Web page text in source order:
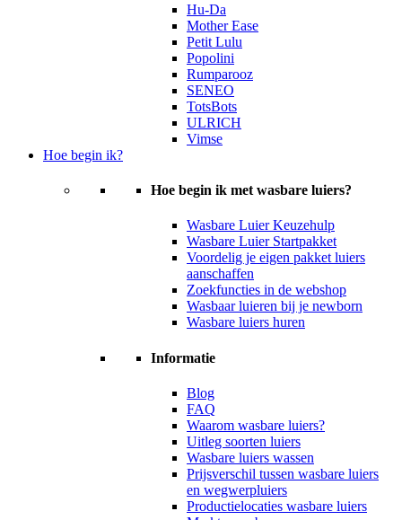
Hu-Da
Mother Ease
Petit Lulu
Popolini
Rumparooz
SENEO
TotsBots
ULRICH
Vimse
Hoe begin ik?
Hoe begin ik met wasbare luiers?
Wasbare Luier Keuzehulp
Wasbare Luier Startpakket
Voordelig je eigen pakket luiers
aanschaffen
Zoekfuncties in de webshop
Wasbaar luieren bij je newborn
Wasbare luiers huren
Informatie
Blog
FAQ
Waarom wasbare luiers?
Uitleg soorten luiers
Wasbare luiers wassen
Prijsverschil tussen wasbare luiers
en wegwerpluiers
Productielocaties wasbare luiers